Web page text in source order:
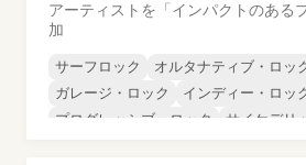
アーティストを「インパクトのある
加
サーフロック オルタナティブ・ロッ
ガレージ・ロック
インディー・ロッ
プログレッシブ・ロック
サイケデリ